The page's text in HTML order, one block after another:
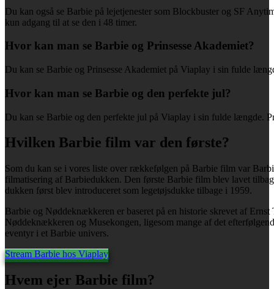
Du kan også se Barbie på lejetjenester som Blockbuster og SF
kun adgang til at se den i 48 timer.
Hvor kan man se Barbie og Prinsesse Akademiet?
Du kan se Barbie og Prinsesse Akademiet på Viaplay i sin fulde
Hvor kan man se Barbie og den perfekte jul?
Du kan se Barbie og den perfekte jul på Viaplay i sin fulde længde.
Hvilken Barbie film var den første?
Som du kan se i vores liste over rækkefølgen på Barbie film var
filmatisering af Barbiedukken. Den første Barbie film blev lavet
dukken først blev introduceret som legetøjsdukke tilbage i 1959.
Barbie og Nøddeknækkeren er baseret på en historie skrevet af
Nøddeknækkeren og Musekongen, ligesom mange af det
eventyr i et Barbie univers.
Stream Barbie hos Viaplay
Hvem ejer Barbie film?